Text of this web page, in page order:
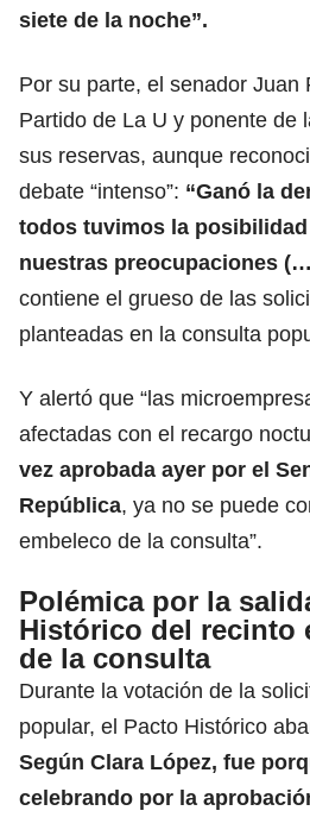
siete de la noche”.
Por su parte, el senador Juan
Partido de La U y ponente de
sus reservas, aunque
debate “intenso”: “Ganó la
todos tuvimos la
nuestras preocupaciones
contiene el grueso de las
planteadas en la consulta
Y alertó que “las
afectadas con el recargo
vez aprobada ayer por el
República, ya no se puede
embeleco de la consulta”.
Polémica por la
Histórico del recinto
de la consulta
Durante la votación de la
popular, el Pacto Histórico
Según Clara López, fue
celebrando por la